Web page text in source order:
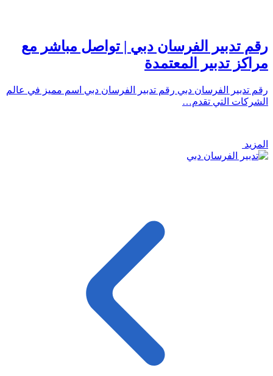
رقم تدبير الفرسان دبي | تواصل مباشر مع
مراكز تدبير المعتمدة
رقم تدبير الفرسان دبي رقم تدبير الفرسان دبي اسم مميز في عالم
الشركات التي تقدم…
المزيد